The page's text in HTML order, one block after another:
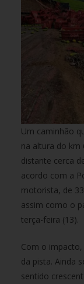
Um caminhão
na altura do km
distante cerca
acordo com a
motorista, de
assim como o
terça-feira (13).
Com o
da pista. Ainda
sentido